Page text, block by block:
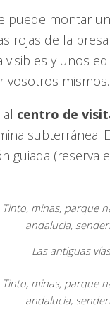
puede montar
rojas de la
y unos
vosotros
centro de
subterránea.
guiada (reserva
Las antiguas